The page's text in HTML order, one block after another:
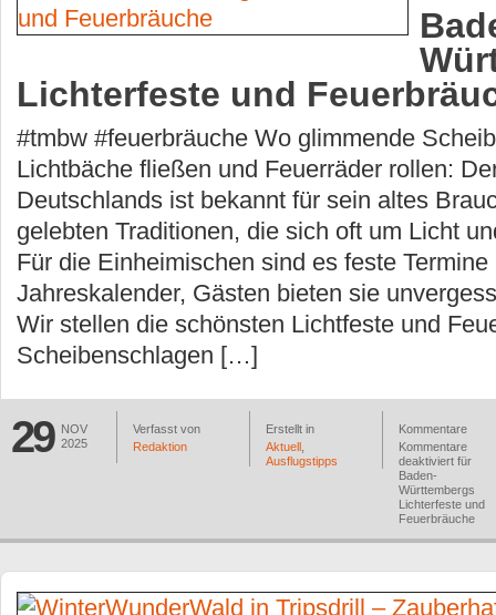
Lichterfeste und
#tmbw #feuerbräuche Wo glimmende
Lichtbäche fließen und Feuerräder rollen:
Deutschlands ist bekannt für sein altes
gelebten Traditionen, die sich oft um Licht
Für die Einheimischen sind es feste Termine
Jahreskalender, Gästen bieten sie
Wir stellen die schönsten Lichtfeste und
Scheibenschlagen […]
29
NOV
2025
Verfasst von
Redaktion
Erstellt in
Aktuell
Ausflugstipps
Kommentare
Kommentare
deaktiviert für
Baden-
Württembergs
Lichterfeste und
Feuerbräuche